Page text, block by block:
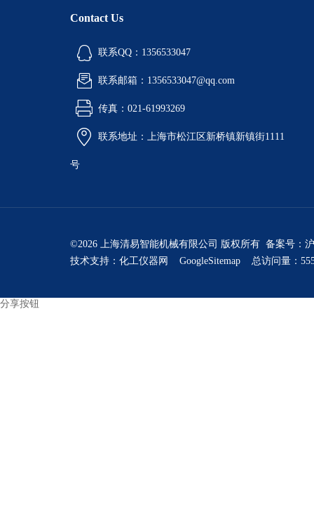
Contact Us
联系QQ：1356533047
联系邮箱：1356533047@qq.com
传真：021-61993269
联系地址：上海市松江区新桥镇新镇街1111
号
©2026 上海清易智能机械有限公司 版权所有 备案号：
技术支持： 化工仪器网 GoogleSitemap 总访问量：
分享按钮